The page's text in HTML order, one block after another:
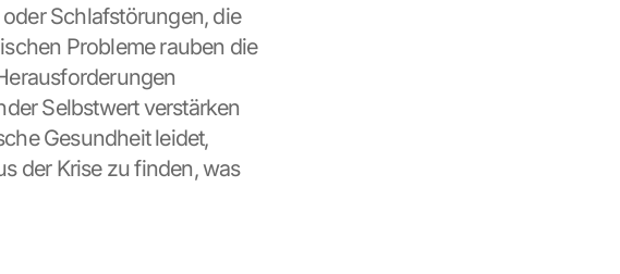
Schlafstörungen, die
Probleme rauben die
Selbstwert verstärken
Gesundheit leidet,
der Krise zu finden, was